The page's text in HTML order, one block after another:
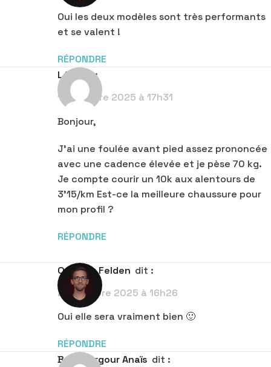
Oui les deux modèles sont très performants
et se valent !
RÉPONDRE
Léo
dit :
15 octobre 2025 à 17h31
Bonjour,
J’ai une foulée avant pied assez prononcée
avec une cadence élevée et je pèse 70 kg.
Je compte courir un 10k aux alentours de
3’15/km Est-ce la meilleure chaussure pour
mon profil ?
RÉPONDRE
Quentin Felden dit :
20 octobre 2025 à 16h26
Oui elle sera vraiment bien 🙂
RÉPONDRE
Bouguergour Anaïs dit :